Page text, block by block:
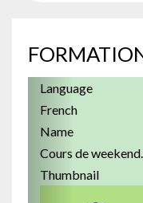
Language
French
Name
Cours de
Thumbnail
Previous